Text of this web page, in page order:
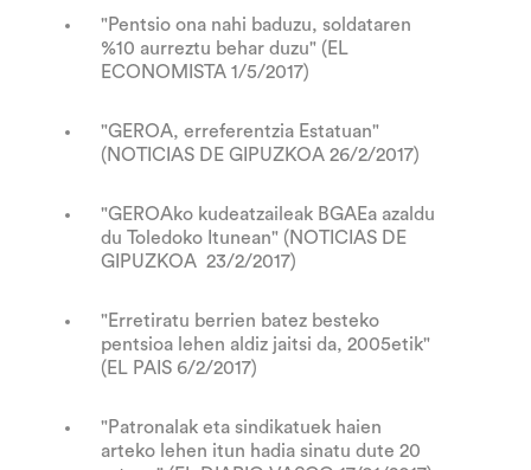
"Pentsio ona nahi baduzu, soldataren
%10 aurreztu behar duzu" (EL
ECONOMISTA 1/5/2017)
"GEROA, erreferentzia Estatuan"
(NOTICIAS DE GIPUZKOA 26/2/2017)
"GEROAko kudeatzaileak BGAEa azaldu
du Toledoko Itunean" (NOTICIAS DE
GIPUZKOA 23/2/2017)
"Erretiratu berrien batez besteko
pentsioa lehen aldiz jaitsi da, 2005etik"
(EL PAIS 6/2/2017)
"Patronalak eta sindikatuek haien
arteko lehen itun hadia sinatu dute 20